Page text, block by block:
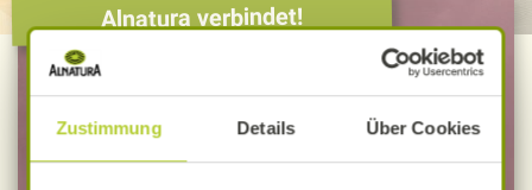
Zustimmung Details Über Cookies
Alnatura verbindet!
Ich möchte ...
… mich zum Newsletter anmelden